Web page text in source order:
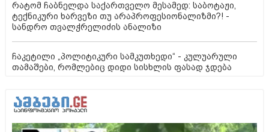
რატომ ჩაბნელდა საქართველო მესამედ: საბოტაჟი,
ტექნიკური ხარვეზი თუ არაპროფესიონალიზმი?! -
სანდრო თვალჭრელიძის ანალიზი
ჩაკეტილი „პოლიტიკური სამკუთხედი“ - კულუარული
თამაშები, რომლებიც დიდი სისხლის ფასად ჯდება